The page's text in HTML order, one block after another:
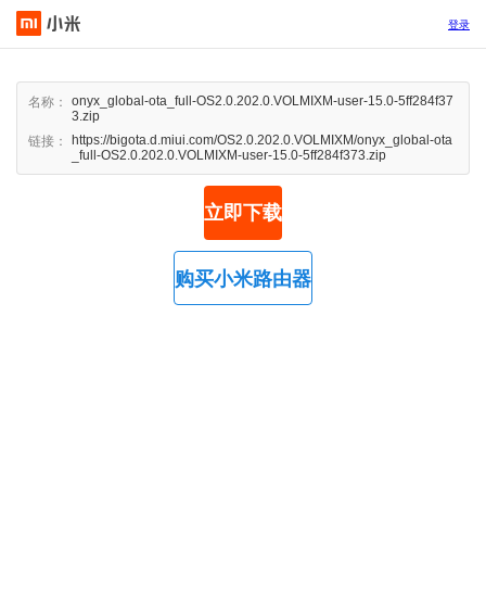
登录
名称：
onyx_global-ota_full-OS2.0.202.0.VOLMIXM-user-15.0-5ff284f37
3.zip
链接：
https://bigota.d.miui.com/OS2.0.202.0.VOLMIXM/onyx_global-ota
_full-OS2.0.202.0.VOLMIXM-user-15.0-5ff284f373.zip
立即下载
购买小米路由器